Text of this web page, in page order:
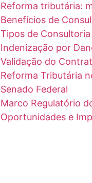
Reforma tributária:
Benefícios de
Tipos de Consultoria
Indenização por
Validação do
Reforma Tributária
Senado Federal
Marco Regulatório
Oportunidades e